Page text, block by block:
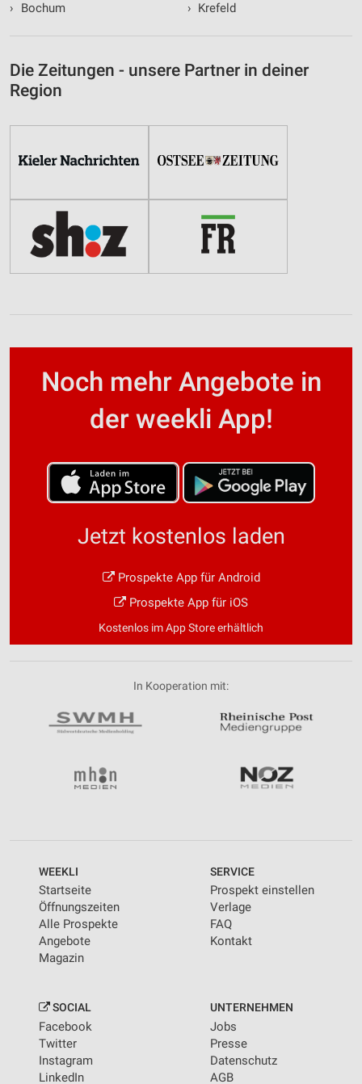
›
Bochum
› Krefeld
Die Zeitungen - unsere Partner in deiner
Region
Noch mehr Angebote in
der weekli App!
Jetzt kostenlos laden
Prospekte App für Android
Prospekte App für iOS
Kostenlos im App Store erhältlich
In Kooperation mit:
WEEKLI
Startseite
Öffnungszeiten
Alle Prospekte
Angebote
Magazin
SERVICE
Prospekt einstellen
Verlage
FAQ
Kontakt
SOCIAL
Facebook
Twitter
Instagram
LinkedIn
UNTERNEHMEN
Jobs
Presse
Datenschutz
AGB